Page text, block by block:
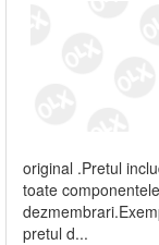
original .Pretul
toate
pretul d...